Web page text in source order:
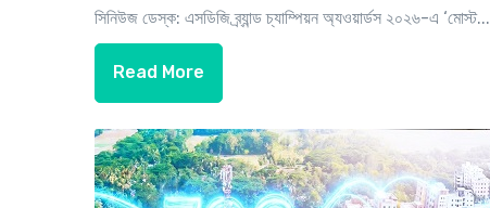
সিনিউজ ডেস্ক: এসডিজি ব্র্যান্ড চ্যাম্পিয়ন অ্যওয়ার্ডস ২০২৬-এ ‘মোস্ট...
Read More